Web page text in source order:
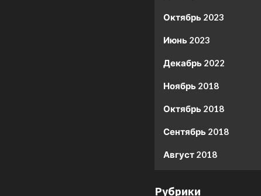
Октябрь 2023
Июнь 2023
Декабрь 2022
Ноябрь 2018
Октябрь 2018
Сентябрь 2018
Август 2018
Рубрики